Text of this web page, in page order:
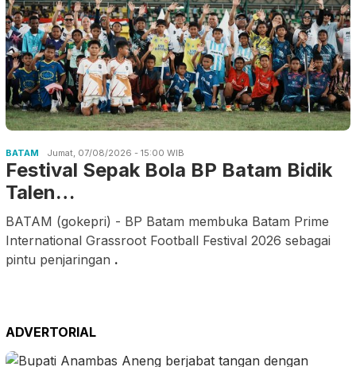
BATAM Jumat, 07/08/2026 - 15:00 WIB
Festival Sepak Bola BP Batam Bidik
Talen…
BATAM (gokepri) - BP Batam membuka Batam Prime
International Grassroot Football Festival 2026 sebagai
pintu penjaringan .
ADVERTORIAL